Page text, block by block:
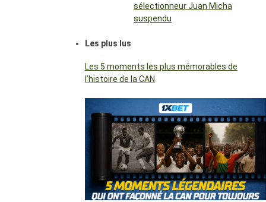
sélectionneur Juan Micha
suspendu
Les plus lus
Les 5 moments les plus mémorables de
l’histoire de la CAN